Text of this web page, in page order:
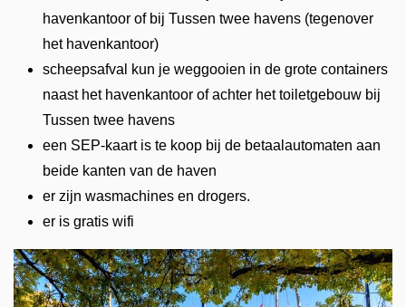
havenkantoor of bij Tussen twee havens (tegenover
het havenkantoor)
scheepsafval kun je weggooien in de grote containers
naast het havenkantoor of achter het toiletgebouw bij
Tussen twee havens
een SEP-kaart is te koop bij de betaalautomaten aan
beide kanten van de haven
er zijn wasmachines en drogers.
er is gratis wifi